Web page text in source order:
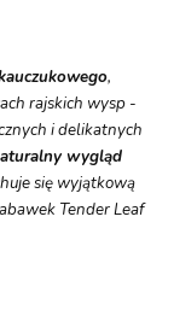
,
rajskich wysp -
i delikatnych
wygląd
się wyjątkową
Tender Leaf